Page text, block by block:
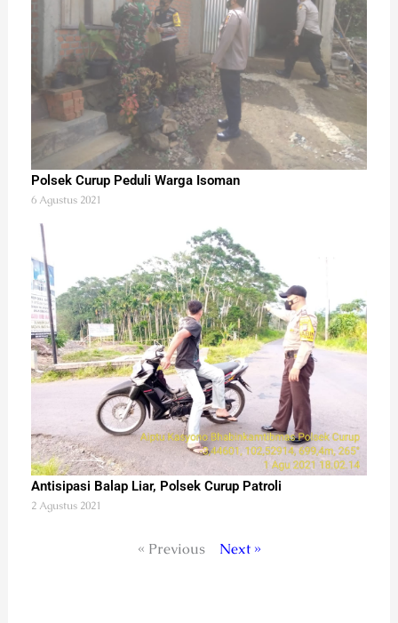
Polsek Curup Peduli Warga Isoman
6 Agustus 2021
Antisipasi Balap Liar, Polsek Curup Patroli
2 Agustus 2021
« Previous Next »